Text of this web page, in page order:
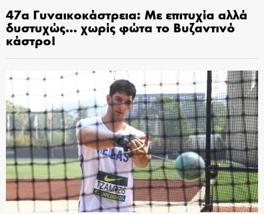
47α Γυναικοκάστρεια: Με επιτυχία αλλά
δυστυχώς… χωρίς φώτα το Βυζαντινό
κάστρο!